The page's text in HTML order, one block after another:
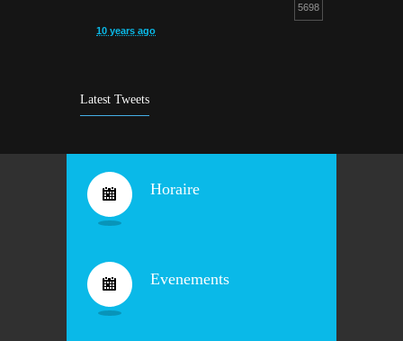
5698
10 years ago
9 years ago
10 years ago
Latest Tweets
Horaire
Evenements